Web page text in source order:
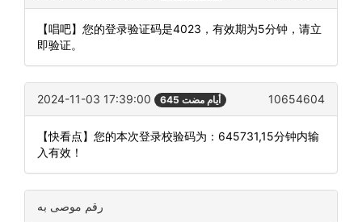
【唱吧】您的登录验证码是4023，有效期为5分钟，请立
即验证。
2024-11-03 17:39:00 645 أيام مضت 10654604
【快看点】您的本次登录校验码为：645731,15分钟内输
入有效！
رقم موصى به